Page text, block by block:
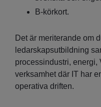
B-körkort.
Det är meriterande om
ledarskapsutbildning
processindustri, energi,
verksamhet där IT har
operativa driften.